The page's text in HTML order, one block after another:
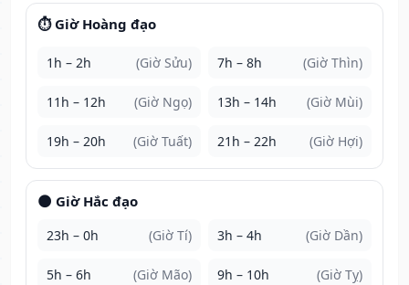
⏱️ Giờ Hoàng đạo
1h – 2h (Giờ Sửu) 7h – 8h (Giờ Thìn)
11h – 12h (Giờ Ngọ) 13h – 14h (Giờ Mùi)
19h – 20h (Giờ Tuất) 21h – 22h (Giờ Hợi)
🌑 Giờ Hắc đạo
23h – 0h (Giờ Tí) 3h – 4h (Giờ Dần)
5h – 6h (Giờ Mão) 9h – 10h (Giờ Tỵ)